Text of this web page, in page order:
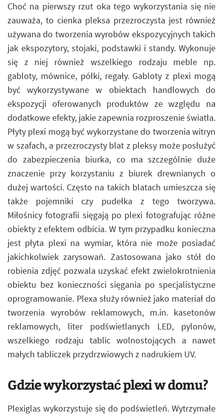
Choć na pierwszy rzut oka tego wykorzystania się nie
zauważa, to cienka pleksa przezroczysta jest również
używana do tworzenia wyrobów ekspozycyjnych takich
jak ekspozytory, stojaki, podstawki i standy. Wykonuje
się z niej również wszelkiego rodzaju meble np.
gabloty, mównice, półki, regały. Gabloty z plexi mogą
być wykorzystywane w obiektach handlowych do
ekspozycji oferowanych produktów ze względu na
dodatkowe efekty, jakie zapewnia rozproszenie światła.
Płyty plexi mogą być wykorzystane do tworzenia witryn
w szafach, a przezroczysty blat z pleksy może posłużyć
do zabezpieczenia biurka, co ma szczególnie duże
znaczenie przy korzystaniu z biurek drewnianych o
dużej wartości. Często na takich blatach umieszcza się
także pojemniki czy pudełka z tego tworzywa.
Miłośnicy fotografii sięgają po plexi fotografując różne
obiekty z efektem odbicia. W tym przypadku konieczna
jest płyta plexi na wymiar, która nie może posiadać
jakichkolwiek zarysowań. Zastosowana jako stół do
robienia zdjęć pozwala uzyskać efekt zwielokrotnienia
obiektu bez konieczności sięgania po specjalistyczne
oprogramowanie. Plexa służy również jako materiał do
tworzenia wyrobów reklamowych, m.in. kasetonów
reklamowych, liter podświetlanych LED, pylonów,
wszelkiego rodzaju tablic wolnostojących a nawet
małych tabliczek przydrzwiowych z nadrukiem UV.
Gdzie wykorzystać plexi w domu?
Plexiglas wykorzystuje się do podświetleń. Wytrzymałe